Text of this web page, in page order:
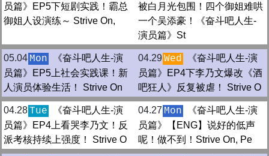
员篇》EP5下短剧实践！霸总
御姐人设演练～ Strive On,
被白月光包围！四个御姐难哄
一个吴添豪！《奋斗吧人生-
演员篇》St
05.04 Mon
《奋斗吧人生-演
员篇》EP5上社会实践课！新
人演员体验生活！ Strive On
04.29Wed
《奋斗吧人生-演
员篇》EP4下李乃文爆改《酒
吧狂人》反复被虐！ Strive O
04.28Tue
《奋斗吧人生-演
员篇》EP4上看哭李乃文！反
派考核持续上强度！ Strive O
04.27 Mon
《奋斗吧人生-演
员篇》【ENG】说好的低声
呢！做不到！Strive On, Pe